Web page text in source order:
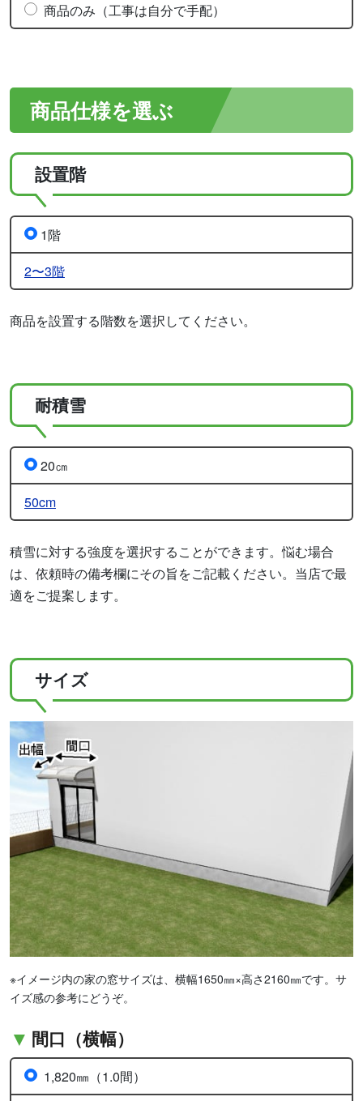
商品のみ（工事は自分で手配）
商品仕様を選ぶ
設置階
商品を設置する階数を選択してください。
1階
2〜3階
耐積雪
積雪に対する強度を選択することができます。悩む場合
は、依頼時の備考欄にその旨をご記載ください。当店で最
適をご提案します。
20㎝
50cm
サイズ
※イメージ内の家の窓サイズは、横幅1650㎜×高さ2160㎜です。サ
イズ感の参考にどうぞ。
間口（横幅）
1,820㎜（1.0間）